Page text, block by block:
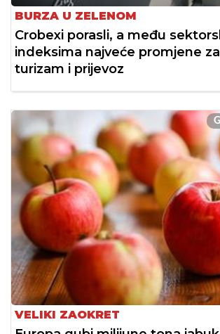
BURZA U ZELENOM
Crobexi porasli, a među
indeksima najveće promjene
turizam i prijevoz
VELIKI ZAOKRET